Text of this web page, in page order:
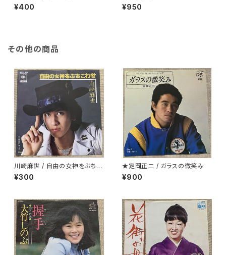
¥400 ¥950
その他の商品
川崎麻世 / 自由の女神をぶちこ
わせ
¥300
★定岡正二 / ガラスの微笑み
¥900